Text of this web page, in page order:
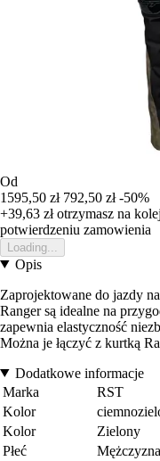
Od
1595,50 zł 792,50 zł -50%
+39,63 złotrzymasz na
potwierdzeniu zamowienia
Loading...
Opis
Zaprojektowane do jazdy
Ranger są idealne na
zapewnia elastyczność
Można je łączyć z kurtką
Dodatkowe informacje
Marka
RST
Kolor
Kolor
Zielony
Płeć
Mężczyzna